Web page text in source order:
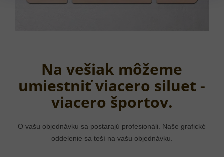
Na vešiak môžeme
umiestniť viacero siluet -
viacero športov.
O vašu objednávku sa postarajú profesionáli. Naše grafické
oddelenie sa teší na vašu objednávku.